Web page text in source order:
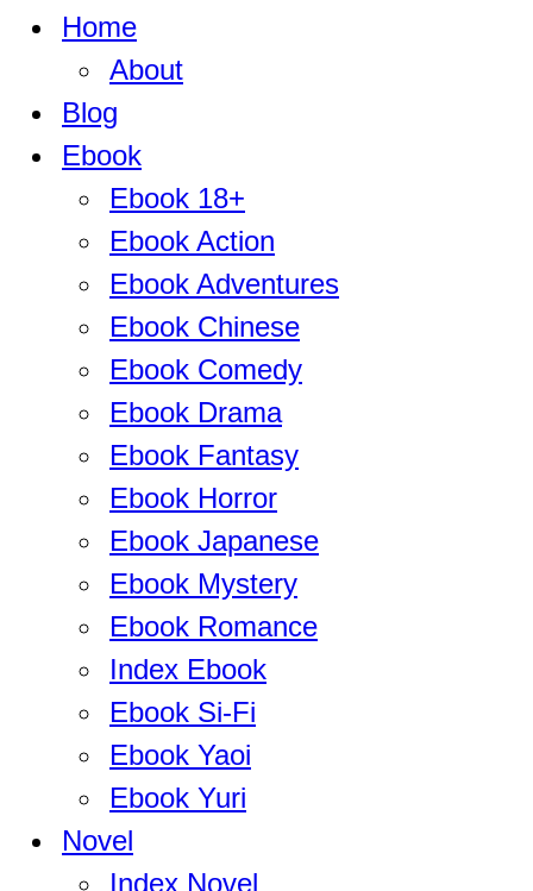
Home
About
Blog
Ebook
Ebook 18+
Ebook Action
Ebook Adventures
Ebook Chinese
Ebook Comedy
Ebook Drama
Ebook Fantasy
Ebook Horror
Ebook Japanese
Ebook Mystery
Ebook Romance
Index Ebook
Ebook Si-Fi
Ebook Yaoi
Ebook Yuri
Novel
Index Novel